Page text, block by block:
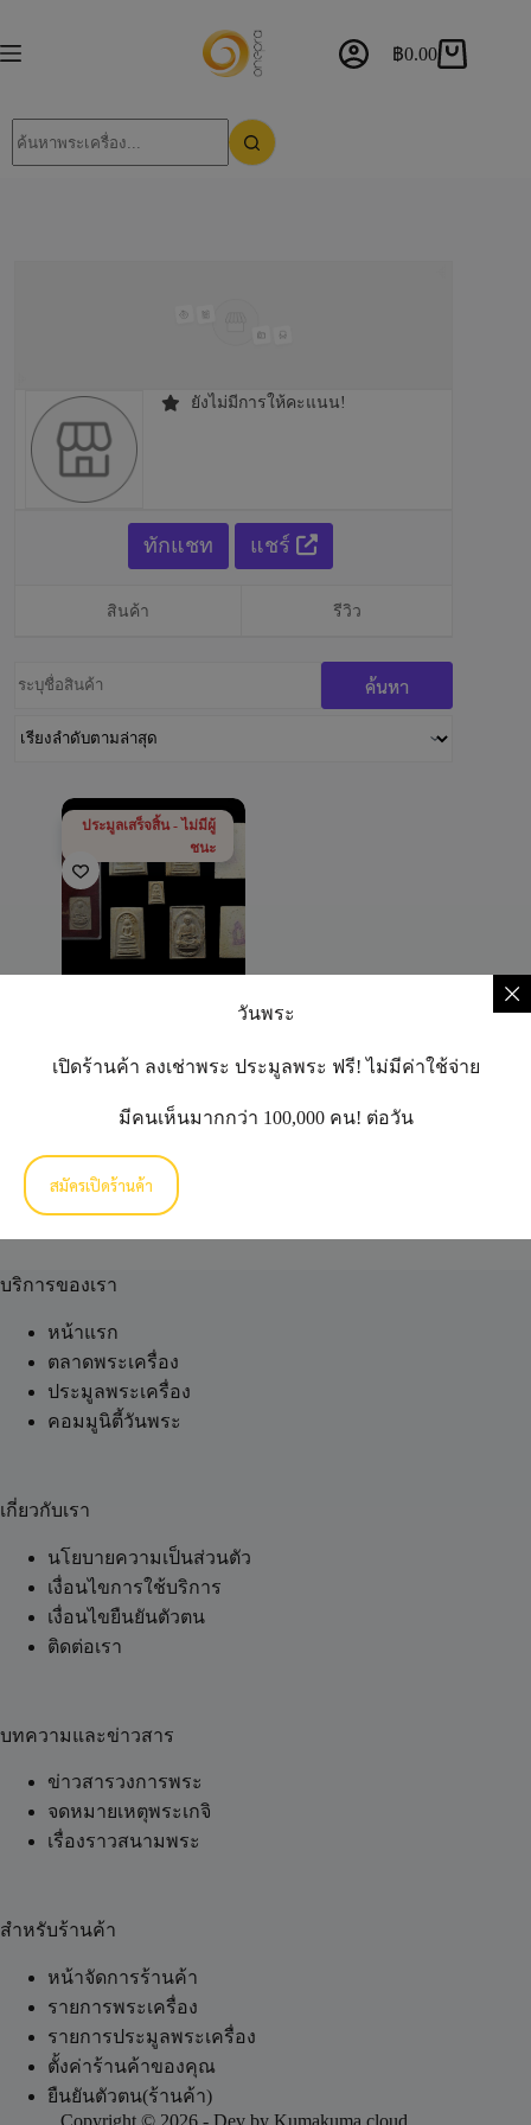
฿0.00
ยังไม่มีการให้คะแนน!
แชร์
ทักแชท
สินค้า รีวิว
ทดสอบสินค้าประมูล 1
การประมูลสิ้นสุดลง
การประมูล
ประมูลเสร็จสิ้น - ไม่มีผู้
ชนะ
บริการของเรา
หน้าแรก
ตลาดพระเครื่อง
ประมูลพระเครื่อง
คอมมูนิตี้วันพระ
เกี่ยวกับเรา
นโยบายความเป็นส่วนตัว
เงื่อนไขการใช้บริการ
เงื่อนไขยืนยันตัวตน
ติดต่อเรา
บทความและข่าวสาร
ข่าวสารวงการพระ
จดหมายเหตุพระเกจิ
เรื่องราวสนามพระ
สำหรับร้านค้า
หน้าจัดการร้านค้า
รายการพระเครื่อง
รายการประมูลพระเครื่อง
ตั้งค่าร้านค้าของคุณ
ยืนยันตัวตน(ร้านค้า)
วันพระ
เปิดร้านค้า ลงเช่าพระ ประมูลพระ ฟรี! ไม่มีค่าใช้จ่าย
มีคนเห็นมากกว่า 100,000 คน! ต่อวัน
สมัครเปิดร้านค้า